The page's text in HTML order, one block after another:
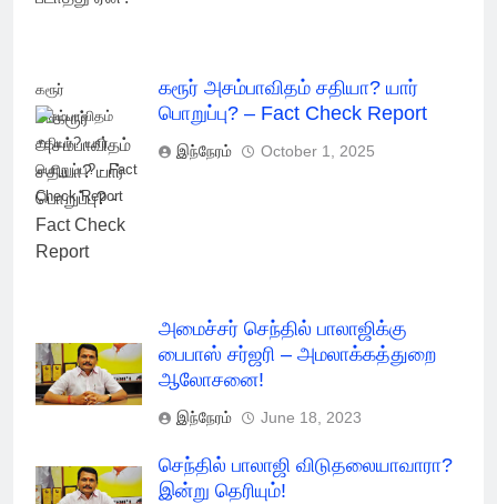
கரூர்
அசம்பாவிதம்
சதியா? யார்
பொறுப்பு? - Fact
Check Report
கரூர் அசம்பாவிதம் சதியா? யார்
பொறுப்பு? – Fact Check Report
இந்நேரம் October 1, 2025
அமைச்சர் செந்தில் பாலாஜிக்கு
பைபாஸ் சர்ஜரி – அமலாக்கத்துறை
ஆலோசனை!
இந்நேரம் June 18, 2023
செந்தில் பாலாஜி விடுதலையாவாரா?
இன்று தெரியும்!